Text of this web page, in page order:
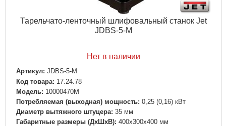
Тарельчато-ленточный шлифовальный станок Jet
JDBS-5-M
Нет в наличии
Артикул: JDBS-5-M
Код товара: 17.24.78
Модель: 10000470M
Потребляемая (выходная) мощность: 0,25 (0,16) кВт
Диаметр вытяжного штуцера: 35 мм
Габаритные размеры (ДхШхВ): 400х300х400 мм